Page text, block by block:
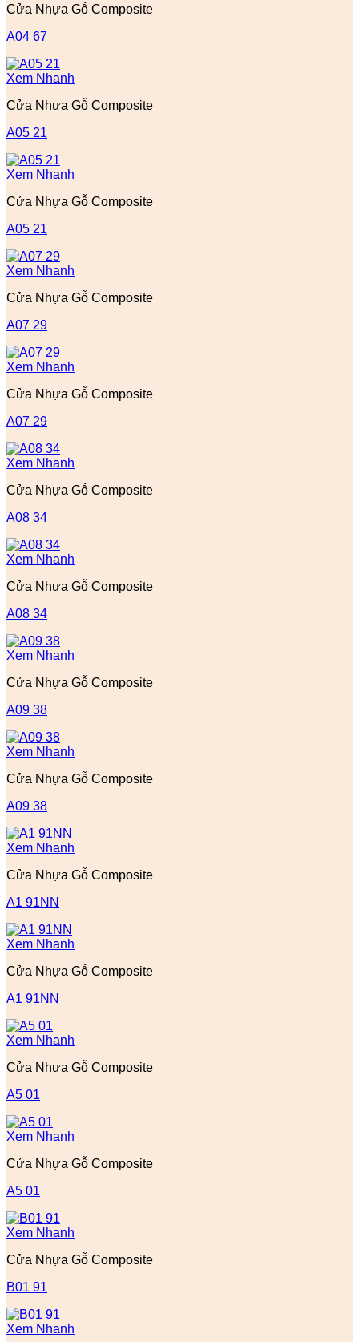
Cửa Nhựa Gỗ Composite
A04 67
Xem Nhanh
Cửa Nhựa Gỗ Composite
A05 21
Xem Nhanh
Cửa Nhựa Gỗ Composite
A05 21
Xem Nhanh
Cửa Nhựa Gỗ Composite
A07 29
Xem Nhanh
Cửa Nhựa Gỗ Composite
A07 29
Xem Nhanh
Cửa Nhựa Gỗ Composite
A08 34
Xem Nhanh
Cửa Nhựa Gỗ Composite
A08 34
Xem Nhanh
Cửa Nhựa Gỗ Composite
A09 38
Xem Nhanh
Cửa Nhựa Gỗ Composite
A09 38
Xem Nhanh
Cửa Nhựa Gỗ Composite
A1 91NN
Xem Nhanh
Cửa Nhựa Gỗ Composite
A1 91NN
Xem Nhanh
Cửa Nhựa Gỗ Composite
A5 01
Xem Nhanh
Cửa Nhựa Gỗ Composite
A5 01
Xem Nhanh
Cửa Nhựa Gỗ Composite
B01 91
Xem Nhanh